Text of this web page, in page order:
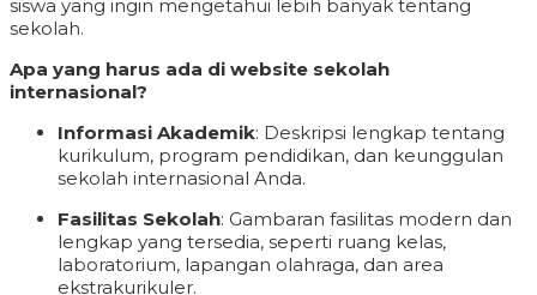
siswa yang ingin mengetahui lebih banyak tentang
sekolah.
Apa yang harus ada di website sekolah
internasional?
Informasi Akademik: Deskripsi lengkap tentang
kurikulum, program pendidikan, dan keunggulan
sekolah internasional Anda.
Fasilitas Sekolah: Gambaran fasilitas modern dan
lengkap yang tersedia, seperti ruang kelas,
laboratorium, lapangan olahraga, dan area
ekstrakurikuler.